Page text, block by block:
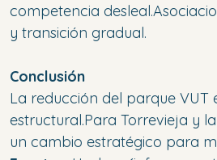
competencia
y transición gradual.
Conclusión
La reducción del parque VUT
estructural.Para Torrevieja y
un cambio estratégico para